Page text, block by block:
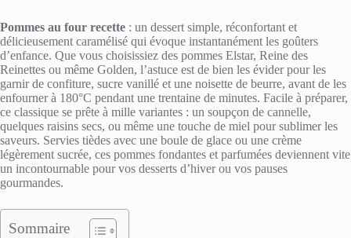
Pommes au four recette : un dessert simple, réconfortant et
délicieusement caramélisé qui évoque instantanément les goûters
d’enfance. Que vous choisissiez des pommes Elstar, Reine des
Reinettes ou même Golden, l’astuce est de bien les évider pour les
garnir de confiture, sucre vanillé et une noisette de beurre, avant de les
enfourner à 180°C pendant une trentaine de minutes. Facile à préparer,
ce classique se prête à mille variantes : un soupçon de cannelle,
quelques raisins secs, ou même une touche de miel pour sublimer les
saveurs. Servies tièdes avec une boule de glace ou une crème
légèrement sucrée, ces pommes fondantes et parfumées deviennent vite
un incontournable pour vos desserts d’hiver ou vos pauses
gourmandes.
Sommaire